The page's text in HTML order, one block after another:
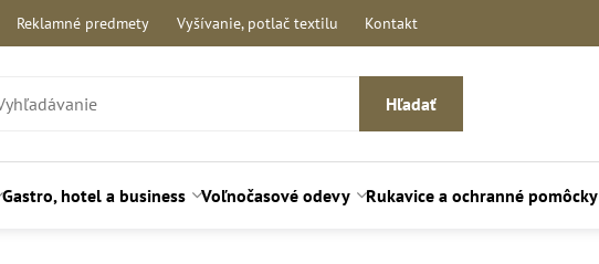
Reklamné predmety Vyšívanie, potlač textilu Kontakt
Hľadať
Gastro, hotel a business Voľnočasové odevy Rukavice a ochranné pomôcky